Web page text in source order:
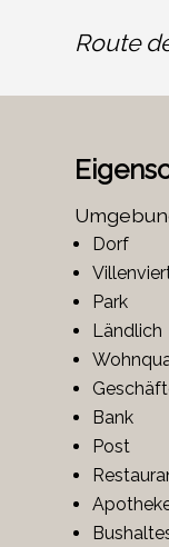
Route
Dorf
Park
Ländlich
Bank
Post